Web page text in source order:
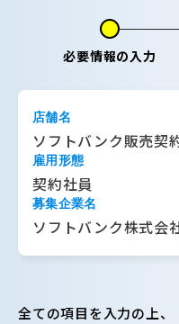
必要情報の入力
店舗名
ソフトバンク販売契
雇用形態
契約社員
募集企業名
ソフトバンク株式会
全ての項目を入力の上、